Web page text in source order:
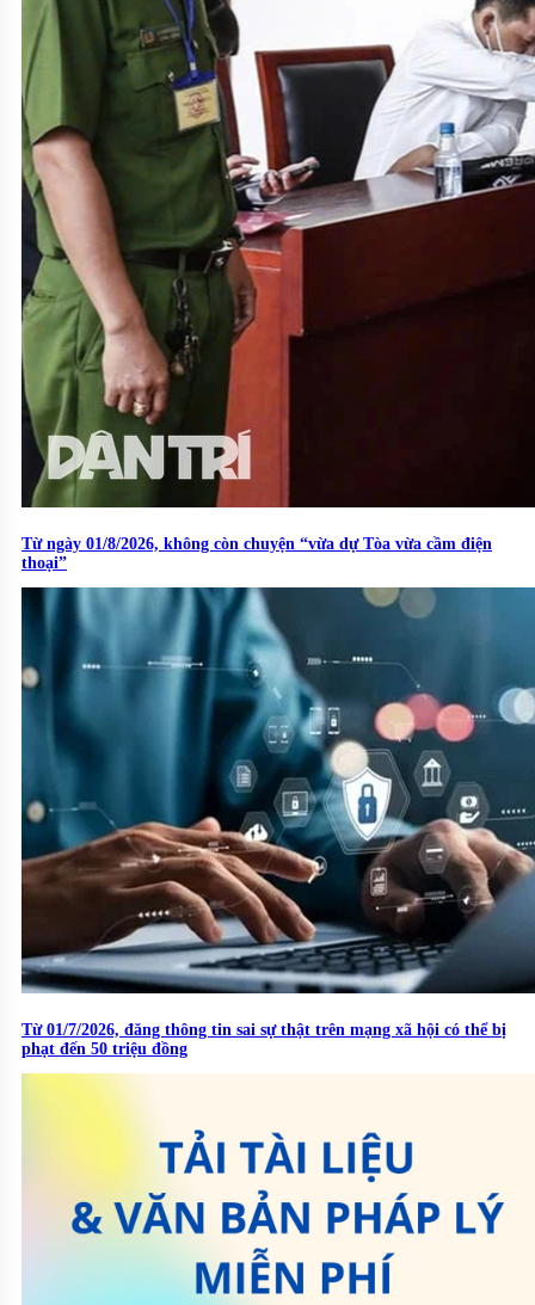
Từ ngày 01/8/2026, không còn chuyện “vừa dự Tòa vừa cầm điện
thoại”
Từ 01/7/2026, đăng thông tin sai sự thật trên mạng xã hội có thể bị
phạt đến 50 triệu đồng